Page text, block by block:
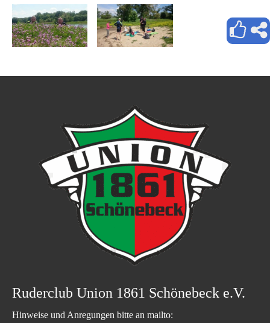
Ruderclub Union 1861 Schönebeck e.V.
Hinweise und Anregungen bitte an mailto: